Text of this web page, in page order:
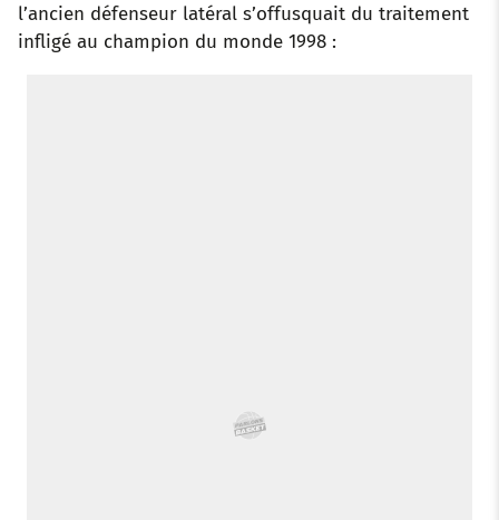
l’ancien défenseur latéral s’offusquait du traitement
infligé au champion du monde 1998 :